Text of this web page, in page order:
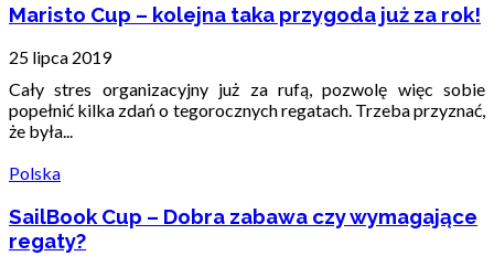
Maristo Cup – kolejna taka przygoda już za rok!
25 lipca 2019
Cały stres organizacyjny już za rufą, pozwolę więc sobie
popełnić kilka zdań o tegorocznych regatach. Trzeba przyznać,
że była...
Polska
SailBook Cup – Dobra zabawa czy wymagające
regaty?